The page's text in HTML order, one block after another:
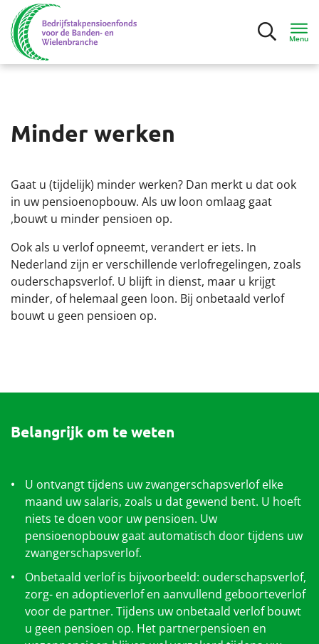
Menu
Deelnemers
Mijn situatie
Ik ga bijna met pensioen
Ik ben met pensioen
Contact
Nieuwe pensioenregeling
Minder werken
Gaat u (tijdelijk) minder werken? Dan merkt u dat ook
in uw pensioenopbouw. Als uw loon omlaag gaat
,bouwt u minder pensioen op.
Ook als u verlof opneemt, verandert er iets. In
Nederland zijn er verschillende verlofregelingen, zoals
ouderschapsverlof. U blijft in dienst, maar u krijgt
minder, of helemaal geen loon. Bij onbetaald verlof
bouwt u geen pensioen op.
Belangrijk om te weten
U ontvangt tijdens uw zwangerschapsverlof elke
maand uw salaris, zoals u dat gewend bent. U hoeft
niets te doen voor uw pensioen. Uw
pensioenopbouw gaat automatisch door tijdens uw
zwangerschapsverlof.
Onbetaald verlof is bijvoorbeeld: ouderschapsverlof,
zorg- en adoptieverlof en aanvullend geboorteverlof
voor de partner. Tijdens uw onbetaald verlof bouwt
u geen pensioen op. Het partnerpensioen en